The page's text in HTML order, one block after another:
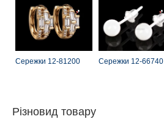
Сережки 12-81200 Сережки 12-66740
Різновид товару